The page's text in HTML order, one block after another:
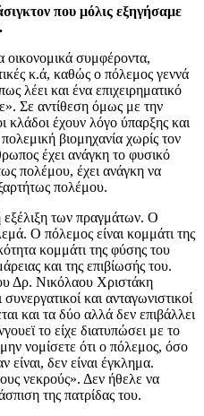
που μόλις εξηγήσαμε
συμφέροντα,
κ.ά, καθώς ο πόλεμος γεννά
λέει και ένα επιχειρηματικό
Σε αντίθεση όμως με την
κλάδοι έχουν λόγο ύπαρξης και
βιομηχανία χωρίς τον
έχει ανάγκη το φυσικό
πολέμου, έχει ανάγκη να
πολέμου.
εξέλιξη των πραγμάτων. Ο
Ο πόλεμος είναι κομμάτι της
κομμάτι της φύσης του
και της επιβίωσής του.
Δρ. Νικόλαου Χριστάκη
και ανταγωνιστικοί
και τα δύο αλλά δεν επιβάλλει
το είχε διατυπώσει με το
νομίσετε ότι ο πόλεμος, όσο
είναι, δεν είναι έγκλημα.
νεκρούς». Δεν ήθελε να
της πατρίδας του.